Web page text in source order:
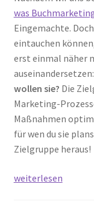
was
Eingemachte.
eintauchen
erst einmal näher
auseinandersetzen:
wollen sie? Die
Marketing-
Maßnahmen
für wen du sie
Zielgruppe heraus!
Buchmarketing-
weiterlesen